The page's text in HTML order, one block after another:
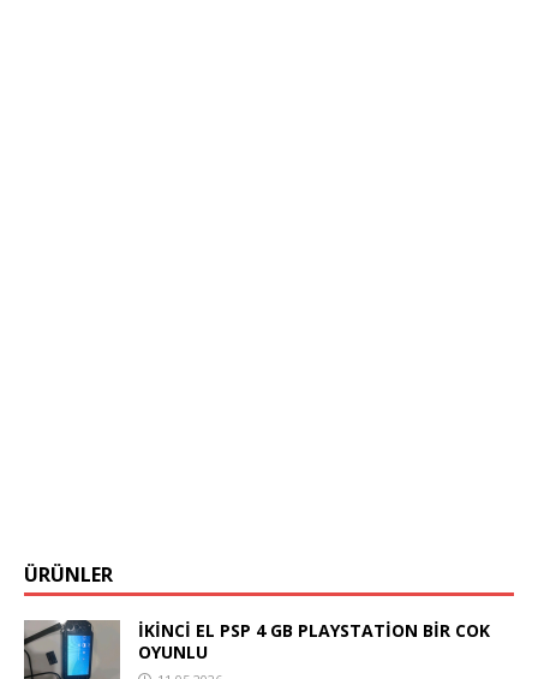
ÜRÜNLER
İKİNCİ EL PSP 4 GB PLAYSTATİON BİR COK
OYUNLU